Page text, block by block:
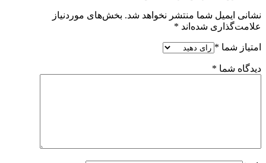
نشانی ایمیل شما منتشر نخواهد شد. بخش‌های موردنیاز
علامت‌گذاری شده‌اند *
امتیاز شما *
دیدگاه شما *